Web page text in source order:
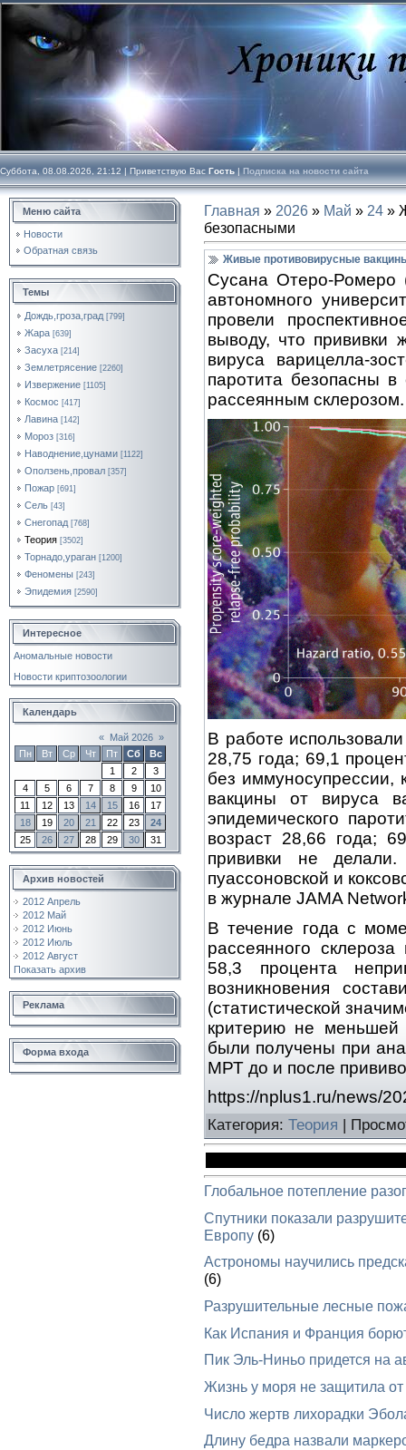
Суббота, 08.08.2026, 21:12 | Приветствую Вас Гость | Подписка на новости сайта
Меню сайта
Новости
Обратная связь
Темы
Дождь,гроза,град [799]
Жара [639]
Засуха [214]
Землетрясение [2260]
Извержение [1105]
Космос [417]
Лавина [142]
Мороз [316]
Наводнение,цунами [1122]
Оползень,провал [357]
Пожар [691]
Сель [43]
Снегопад [768]
Теория [3502]
Торнадо,ураган [1200]
Феномены [243]
Эпидемия [2590]
Интересное
Аномальные новости
Новости криптозоологии
Календарь
« Май 2026 »
Пн
Вт Ср Чт Пт Сб
Вс
1
2
3
4
5 6 7 8 9
10
11
12 13 14 15 16
17
18
19 20 21 22 23
24
25
26 27 28 29 30 31
Архив новостей
2012 Апрель
2012 Май
2012 Июнь
2012 Июль
2012 Август
Показать архив
Реклама
Форма входа
Главная » 2026 » Май » 24 »
безопасными
Живые противовирусные
Сусана Отеро-Ромеро
автономного
провели
выводу, что прививки
вируса варицелла-
паротита безопасны
рассеянным склерозом.
В работе
28,75 года; 69,1
без иммуносупрессии,
вакцины от вируса
эпидемического
возраст 28,66 года;
прививки не
пуассоновской и
в журнале JAMA
В течение года с
рассеянного
58,3 процента
возникновения
(статистической
критерию не меньшей
были получены при
МРТ до и после
https://nplus1.ru/news/
Категория: Теория |
Глобальное потепление
Спутники показали
Европу (6)
Астрономы научились
(6)
Разрушительные лесные
Как Испания и Франция
Пик Эль-Ниньо придется на
Жизнь у моря не защитила
Число жертв лихорадки
Длину бедра назвали